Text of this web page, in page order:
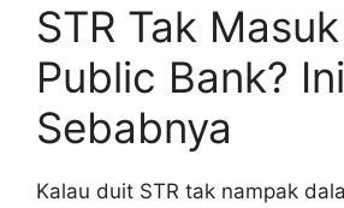
STR Tak
Public Bank? Ini
Sebabnya
Kalau duit STR tak nampak